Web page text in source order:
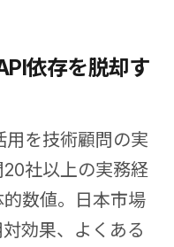
依存を脱却す
用を技術顧問の実
社以上の実務経
数値。日本市場
効果、よくある